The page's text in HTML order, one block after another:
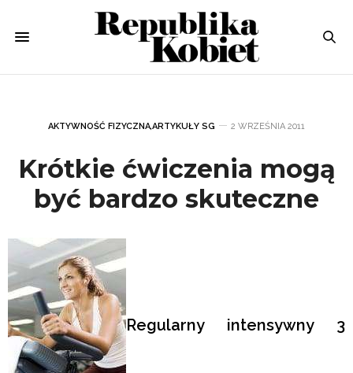
AKTYWNOŚĆ FIZYCZNA,ARTYKUŁY SG 2 WRZEŚNIA 2011
Krótkie ćwiczenia mogą
być bardzo skuteczne
Regularny intensywny 3